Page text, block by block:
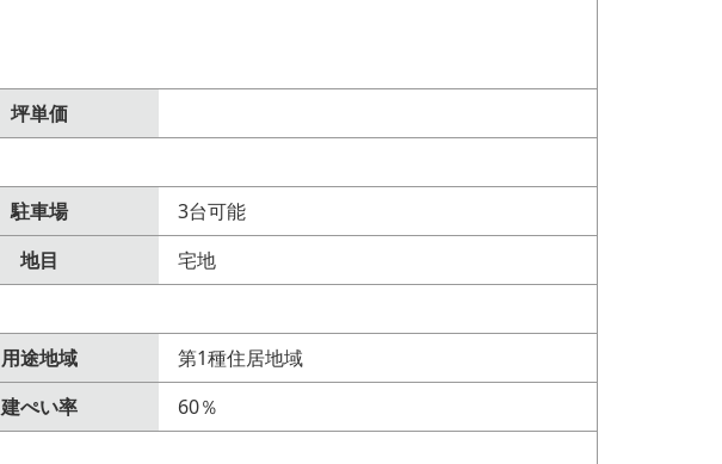
坪単価
駐車場
3台可能
地目
宅地
用途地域
第1種住居地域
建ぺい率
60％